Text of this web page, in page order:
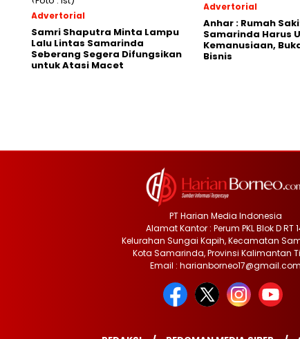
Advertorial
Samri Shaputra Minta Lampu
Lalu Lintas Samarinda
Seberang Segera Difungsikan
untuk Atasi Macet
Advertorial
Anhar : Rumah
Samarinda Harus
Kemanusiaan,
Bisnis
PT Harian Media Indonesia
Alamat Kantor : Perum PKL Blok D RT
Kelurahan Sungai Kapih, Kecamatan
Kota Samarinda, Provinsi Kalimantan
Email : harianborneo17@gmail.com